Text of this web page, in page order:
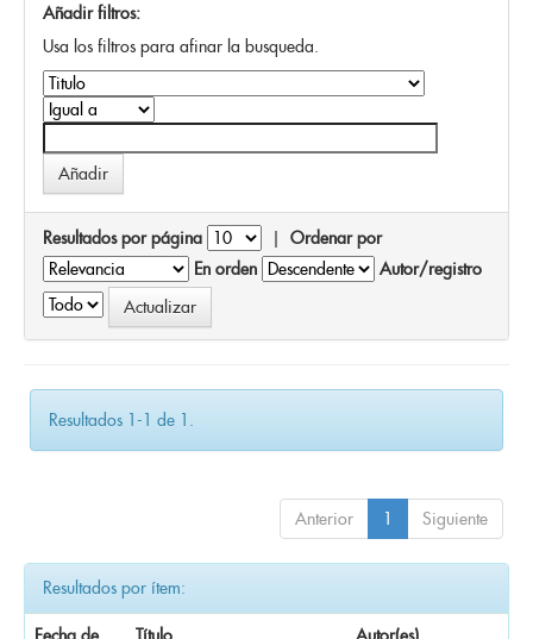
Añadir filtros:
Usa los filtros para afinar la busqueda.
Resultados por página | Ordenar por
En orden
Autor/registro
Resultados 1-1 de 1.
Anterior 1 Siguiente
Resultados por ítem: